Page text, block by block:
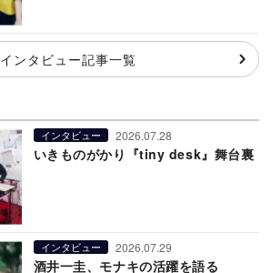
インタビュー記事一覧
インタビュー 2026.07.28
いきものがかり『tiny desk』舞台裏
インタビュー 2026.07.29
酒井一圭、モナキの活躍を語る